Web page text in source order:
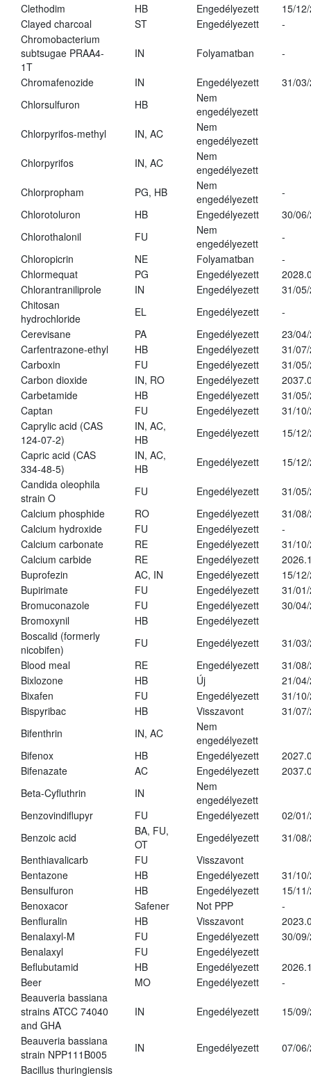
Clethodim
HB Engedélyezett
15/
Clayed charcoal
ST Engedélyezett
-
Chromobacterium
subtsugae PRAA4-
1T
IN Folyamatban -
Chromafenozide IN Engedélyezett
31/
Chlorsulfuron
HB
Nem
engedélyezett
Chlorpyrifos-methyl
IN, AC
Nem
engedélyezett
Chlorpyrifos
IN, AC
Nem
engedélyezett
Chlorpropham
PG, HB
Nem
engedélyezett
-
Chlorotoluron
HB Engedélyezett
30/
Chlorothalonil
FU
Nem
engedélyezett
-
Chloropicrin
NE Folyamatban
-
Chlormequat
PG Engedélyezett
Chlorantraniliprole
IN Engedélyezett
31/
Chitosan
hydrochloride
EL Engedélyezett
-
Cerevisane
PA Engedélyezett
23/
Carfentrazone-ethyl
HB Engedélyezett
31/
Carboxin
FU Engedélyezett
31/
Carbon dioxide
IN, RO Engedélyezett
Carbetamide
HB Engedélyezett
31/
Captan
FU Engedélyezett
31/
Caprylic acid (CAS
124-07-2)
IN, AC,
HB
Engedélyezett
15/
Capric acid (CAS
334-48-5)
IN, AC,
HB
Engedélyezett
15/
Candida oleophila
strain O
FU Engedélyezett
31/
Calcium phosphide
RO Engedélyezett
31/
Calcium hydroxide
FU Engedélyezett
-
Calcium carbonate
RE Engedélyezett
31/
Calcium carbide
RE Engedélyezett
Buprofezin
AC, IN Engedélyezett
15/
Bupirimate
FU Engedélyezett
31/
Bromuconazole
FU Engedélyezett
30/
Bromoxynil
HB
Engedélyezett
Boscalid (formerly
nicobifen)
FU Engedélyezett
31/
Blood meal
RE Engedélyezett
31/
Bixlozone
HB Új
21/
Bixafen
FU Engedélyezett
31/
Bispyribac
HB Visszavont
31/
Bifenthrin
IN, AC
Nem
engedélyezett
Bifenox
HB Engedélyezett
Bifenazate
AC Engedélyezett
Beta-Cyfluthrin
IN
Nem
engedélyezett
Benzovindiflupyr
FU Engedélyezett
02/
Benzoic acid
BA, FU,
OT
Engedélyezett
31/
Benthiavalicarb
FU
Visszavont
Bentazone
HB Engedélyezett
31/
Bensulfuron
HB Engedélyezett
15/
Benoxacor
Safener Not PPP
-
Benfluralin
HB Visszavont
Benalaxyl-M
FU Engedélyezett
30/
Benalaxyl
FU
Engedélyezett
Beflubutamid
HB Engedélyezett
Beer
MO Engedélyezett
-
Beauveria bassiana
strains ATCC 74040
and GHA
IN Engedélyezett 15/
Beauveria bassiana
strain NPP111B005
IN Engedélyezett
07/
Bacillus thuringiensis